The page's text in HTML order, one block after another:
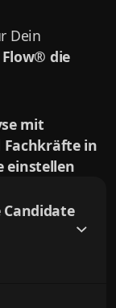
Dein
die
mit
Fachkräfte in
einstellen